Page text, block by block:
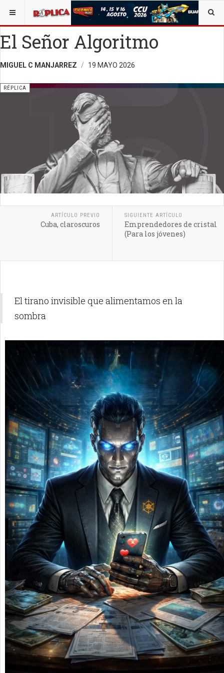
ESTÁ AQUÍ: ARTE
El Señor Algoritmo
MIGUEL C MANJARREZ 19 MAYO 2026
RÉPLICA
ARTÍCULO PREVIO
Cuba, claroscuros
SIGUIENTE ARTÍCULO
Emprendedores de cristal
(Para los jóvenes)
El tirano invisible que alimentamos en la
sombra